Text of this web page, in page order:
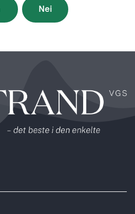
Nei